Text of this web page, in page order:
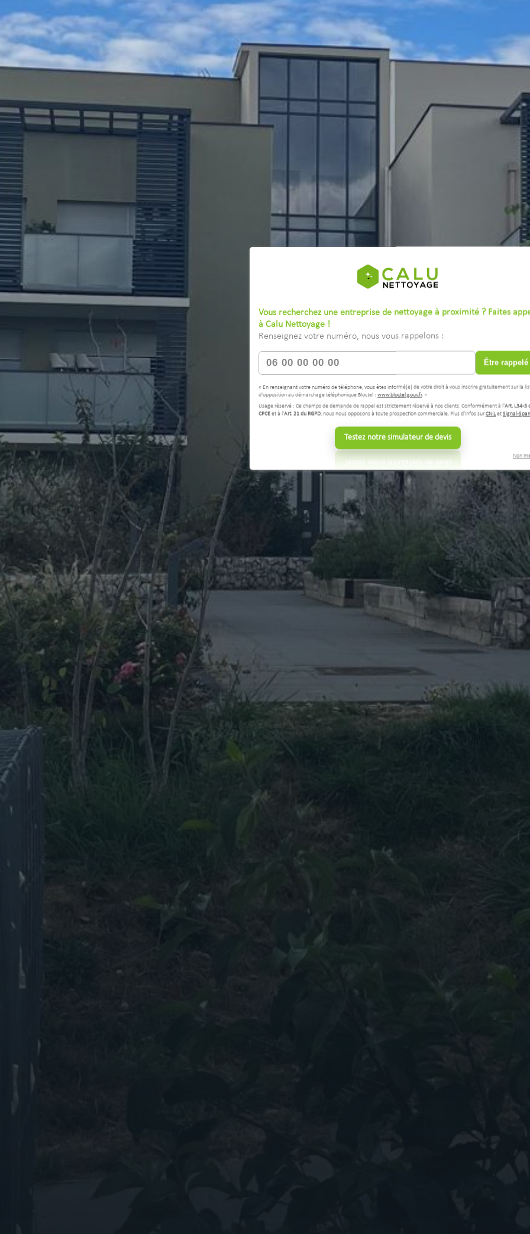
Vous recherchez une entreprise de nettoyage à proximité ? Faites
à Calu Nettoyage !
Renseignez votre numéro, nous vous rappelons :
Être rappelé
« En renseignant votre numéro de téléphone, vous êtes informé(e) de votre droit à vous inscrire gratuitement sur la
d'opposition au démarchage téléphonique Bloctel : www.bloctel.gouv.fr. »
Usage réservé : Ce champs de demande de rappel est strictement réservé à nos clients. Conformément à l'Art. L34-5
CPCEet à l'Art. 21 du RGPD, nous nous opposons à toute prospection commerciale. Plus d'infos surCNILetSignal-
Testez notre simulateur de devis
Non